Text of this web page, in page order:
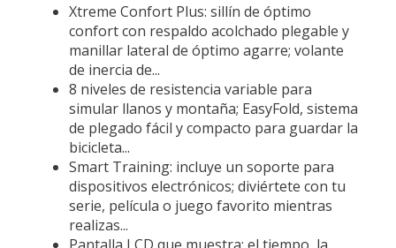
Xtreme Confort Plus: sillín de óptimo
confort con respaldo acolchado plegable y
manillar lateral de óptimo agarre; volante
de inercia de...
8 niveles de resistencia variable para
simular llanos y montaña; EasyFold, sistema
de plegado fácil y compacto para guardar la
bicicleta...
Smart Training: incluye un soporte para
dispositivos electrónicos; diviértete con tu
serie, película o juego favorito mientras
realizas...